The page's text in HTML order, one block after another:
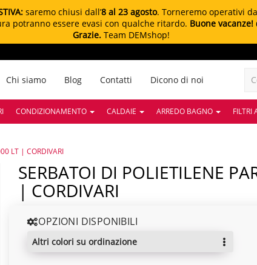
saremo chiusi dall’8 al 23 agosto. Torneremo operativi
potranno essere evasi con qualche ritardo. Buone vacanze!
Grazie. Team DEMshop!
Chi siamo Blog Contatti Dicono di noi
CONDIZIONAMENTO CALDAIE ARREDO BAGNO FILTRI
LT | CORDIVARI
SERBATOI DI POLIETILENE PARALLELEPIPEDO | 1000 LT
| CORDIVARI
OPZIONI DISPONIBILI
altri colori su ordinazione